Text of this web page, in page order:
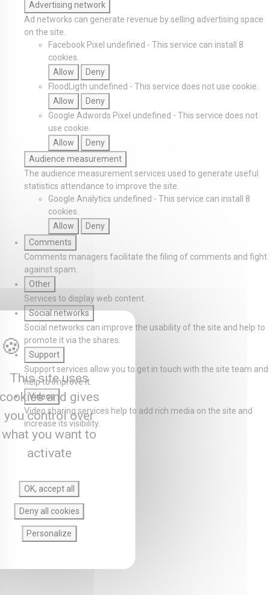
Advertising network
Ad networks can generate revenue by selling advertising space
on the site.
Facebook Pixel undefined - This service can install 8
cookies.
Allow
Deny
FloodLigth undefined - This service does not use cookie.
Allow
Deny
Google Adwords Pixel undefined - This service does not
use cookie.
Allow
Deny
Audience measurement
The audience measurement services used to generate useful
statistics attendance to improve the site.
Google Analytics undefined - This service can install 8
cookies.
Allow
Deny
Comments
Comments managers facilitate the filing of comments and fight
against spam.
Other
Services to display web content.
Social networks
Social networks can improve the usability of the site and help to
promote it via the shares.
Support
Support services allow you to get in touch with the site team and
help to improve it.
Videos
Video sharing services help to add rich media on the site and
increase its visibility.
This site uses
and gives
you control over
what you want to
activate
OK, accept all
Deny all cookies
Personalize